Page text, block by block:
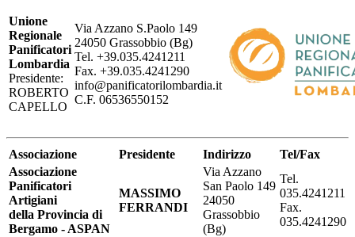
Unione
Regionale
Panificatori
Lombardia
Presidente:
ROBERTO
CAPELLO
Via Azzano S.Paolo 149
24050 Grassobbio (Bg)
Tel. +39.035.4241211
Fax. +39.035.4241290
info@panificatorilombardia.it
C.F. 06536550152
Associazione Presidente Indirizzo
Tel/Fax
Associazione
Panificatori
Artigiani
della Provincia di
Bergamo - ASPAN
MASSIMO
FERRANDI
Via Azzano
San Paolo 149
24050
Grassobbio
(Bg)
Tel.
035.4241211
Fax.
035.4241290